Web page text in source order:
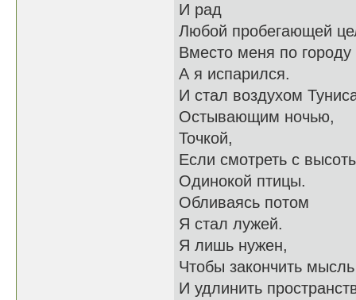
И рад
Любой пробегающей
Вместо меня по городу
А я испарился.
И стал воздухом
Остывающим ночью,
Точкой,
Если смотреть с
Одинокой птицы.
Обливаясь потом
Я стал лужей.
Я лишь нужен,
Чтобы закончить мысль
И удлинить